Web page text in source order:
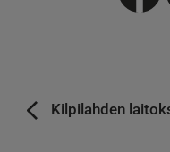
Kilpilahden